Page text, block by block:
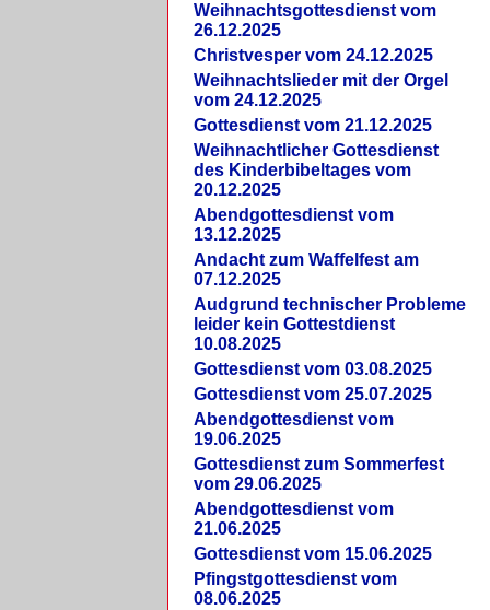
Weihnachtsgottesdienst vom
26.12.2025
Christvesper vom 24.12.2025
Weihnachtslieder mit der Orgel
vom 24.12.2025
Gottesdienst vom 21.12.2025
Weihnachtlicher Gottesdienst
des Kinderbibeltages vom
20.12.2025
Abendgottesdienst vom
13.12.2025
Andacht zum Waffelfest am
07.12.2025
Audgrund technischer Probleme
leider kein Gottestdienst
10.08.2025
Gottesdienst vom 03.08.2025
Gottesdienst vom 25.07.2025
Abendgottesdienst vom
19.06.2025
Gottesdienst zum Sommerfest
vom 29.06.2025
Abendgottesdienst vom
21.06.2025
Gottesdienst vom 15.06.2025
Pfingstgottesdienst vom
08.06.2025